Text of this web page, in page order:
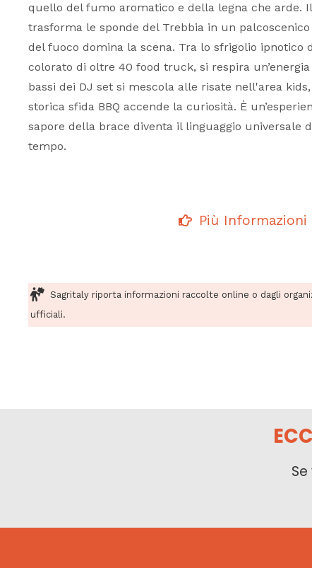
quello del fumo aromatico e della legna che arde.
trasforma le sponde del Trebbia in un
del fuoco domina la scena. Tra lo sfrigolio ipnotico
colorato di oltre 40 food truck, si respira
bassi dei DJ set si mescola alle risate nell'area
storica sfida BBQ accende la curiosità. È
sapore della brace diventa il linguaggio universale
tempo.
Più Informazioni
Sagritaly riporta informazioni raccolte online o dagli
ufficiali.